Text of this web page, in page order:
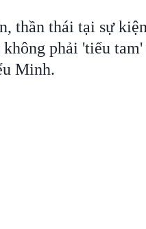
thần thái tại sự
phải 'tiểu
Minh.